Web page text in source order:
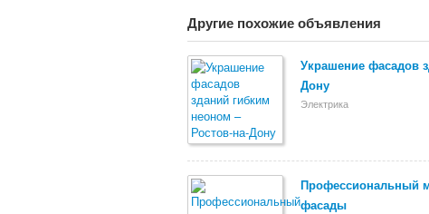
Другие похожие объявления
Украшение фасадов
Дону
Электрика
Профессиональный
фасады